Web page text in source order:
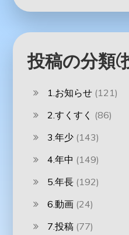
投稿の分類(
1.お知らせ (121)
2.すくすく (86)
3.年少 (143)
4.年中 (149)
5.年長 (192)
6.動画 (24)
7.投稿 (77)